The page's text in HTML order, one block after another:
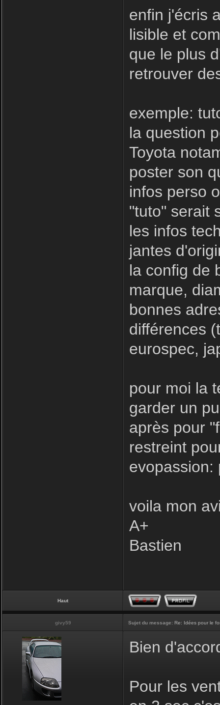
enfin j'écris
lisible et
que le plus
retrouver
exemple:
la question
Toyota
poster son
infos perso
"tuto" serait
les infos
jantes
la config de
marque,
bonnes
différences
eurospec,
pour moi la
garder un
après pour
restreint
evopassion:
voila mon
A+
Bastien
Haut
givy59 Sujet du message: Re: Idées pour le
Bien
Pour les